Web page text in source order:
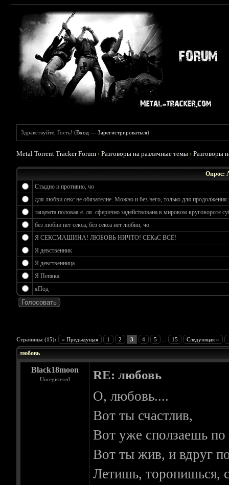
Здравствуйте, Гость! (Вход —Зарегистрироваться)
Metal Torrent Tracker Forum ›Разговоры на различные темы ›Разговоры
Опрос:
Стыдно и противно, чо
для любви секс не обязателне. Можно и без него, только для продолжения
тащемта половая е..ля сферично задействована в мировом круговороте
без любви нет секса, без секса нет любви, чо
Я СЕКСМАШИНА! ЛЮБОВЬ НИЧТО! СЕКаС ВСЁ!
Я девственник
Я девственница
Я Пепяка
яПод
Страницы (15): « Предыдущая 1 2 3 4 5 15 Следующая »
любовь
Black18moon
Unregistered RE: любовь
О, любовь....
Вот ты счастлив,
Вот уже сползаешь по
Вот ты жив, и вдруг
Летишь, торопишься,